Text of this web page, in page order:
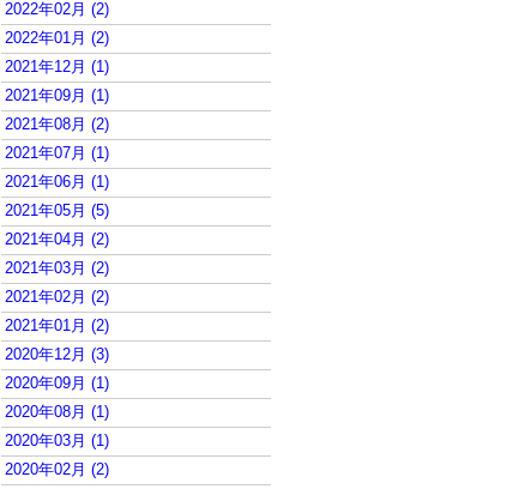
2022年02月 (2)
2022年01月 (2)
2021年12月 (1)
2021年09月 (1)
2021年08月 (2)
2021年07月 (1)
2021年06月 (1)
2021年05月 (5)
2021年04月 (2)
2021年03月 (2)
2021年02月 (2)
2021年01月 (2)
2020年12月 (3)
2020年09月 (1)
2020年08月 (1)
2020年03月 (1)
2020年02月 (2)